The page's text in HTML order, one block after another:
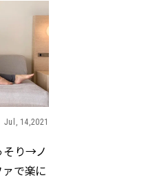
Jul, 14,2021
そり→ノ
ァで楽に
存在感が際立つ！ポメラートの
「トゥギャザー」シリーズに注
目 | CLASSY.[クラッシィ]
WEDDING
【トレンドの巻き方３選】結婚
式ゲスト服の鉄板“シンプル黒ワ